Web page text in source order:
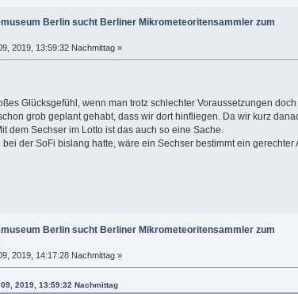
Berlin sucht Berliner Mikrometeoritensammler zum
2019, 13:59:32 Nachmittag »
Glücksgefühl, wenn man trotz schlechter Voraussetzungen
grob geplant gehabt, dass wir dort hinfliegen. Da wir kurz
dem Sechser im Lotto ist das auch so eine Sache.
bei der SoFi bislang hatte, wäre ein Sechser bestimmt ein
Berlin sucht Berliner Mikrometeoritensammler zum
2019, 14:17:28 Nachmittag »
2019, 13:59:32 Nachmittag